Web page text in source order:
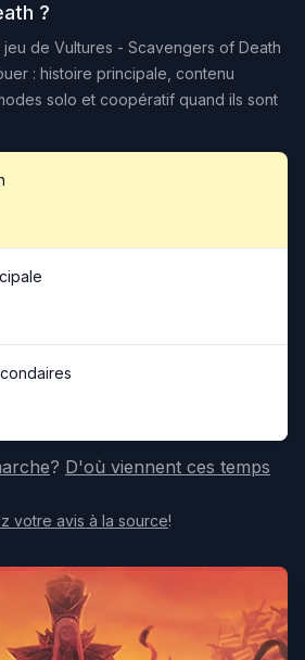
?
jeu de Vultures - Scavengers of Death
: histoire principale, contenu
solo et coopératif quand ils sont
? D'où viennent ces temps
votre avis à la source!